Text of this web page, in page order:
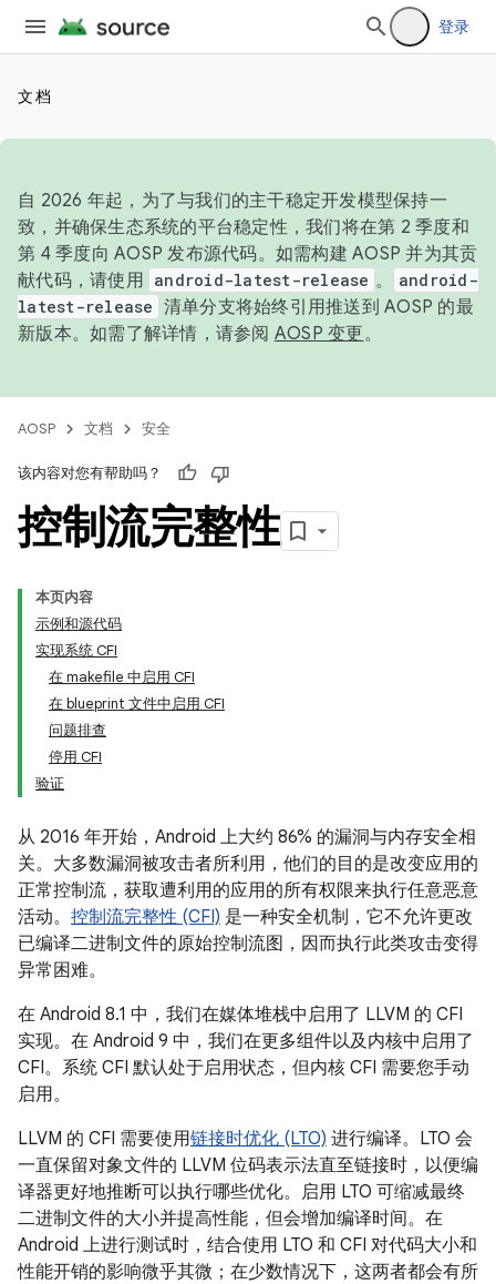
登录
文档
自 2026 年起，为了与我们的主干稳定开发模型保持一
致，并确保生态系统的平台稳定性，我们将在第 2 季度和
第 4 季度向 AOSP 发布源代码。如需构建 AOSP 并为其贡
献代码，请使用 android-latest-release 。
android-
latest-release 清单分支将始终引用推送到 AOSP 的最
新版本。如需了解详情，请参阅 AOSP 变更。
AOSP 文档 安全
该内容对您有帮助吗？
控制流完整性
本页内容
示例和源代码
实现系统 CFI
在 makefile 中启用 CFI
在 blueprint 文件中启用 CFI
问题排查
停用 CFI
验证
从 2016 年开始，Android 上大约 86% 的漏洞与内存安全相
关。大多数漏洞被攻击者所利用，他们的目的是改变应用的
正常控制流，获取遭利用的应用的所有权限来执行任意恶意
活动。 控制流完整性 (CFI) 是一种安全机制，它不允许更改
已编译二进制文件的原始控制流图，因而执行此类攻击变得
异常困难。
在 Android 8.1 中，我们在媒体堆栈中启用了 LLVM 的 CFI
实现。在 Android 9 中，我们在更多组件以及内核中启用了
CFI。系统 CFI 默认处于启用状态，但内核 CFI 需要您手动
启用。
LLVM 的 CFI 需要使用链接时优化 (LTO) 进行编译。LTO 会
一直保留对象文件的 LLVM 位码表示法直至链接时，以便编
译器更好地推断可以执行哪些优化。启用 LTO 可缩减最终
二进制文件的大小并提高性能，但会增加编译时间。在
Android 上进行测试时，结合使用 LTO 和 CFI 对代码大小和
性能开销的影响微乎其微；在少数情况下，这两者都会有所